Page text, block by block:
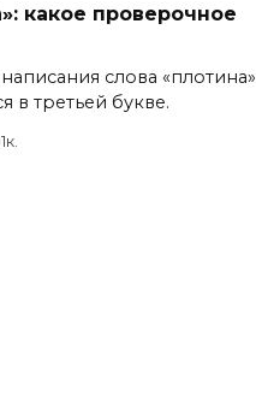
какое проверочное
слова «плотина»
в третьей букве.